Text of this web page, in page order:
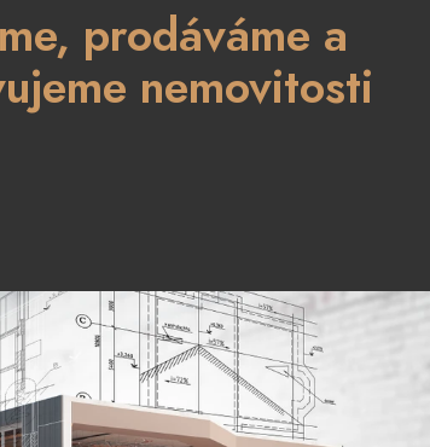
prodáváme a
nemovitosti